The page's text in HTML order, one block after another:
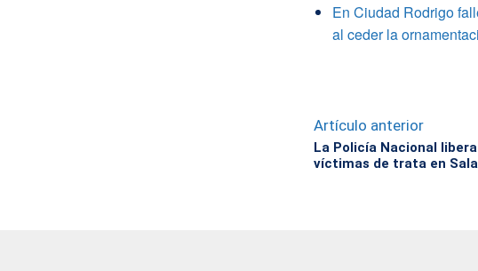
En Ciudad Rodrigo
al ceder la
Artículo anterior
La Policía Nacional
víctimas de trata en